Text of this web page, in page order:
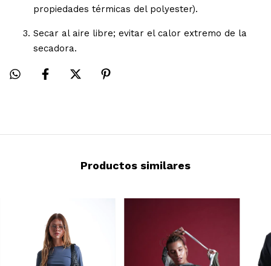
propiedades térmicas del polyester).
Secar al aire libre; evitar el calor extremo de la
secadora.
Productos similares